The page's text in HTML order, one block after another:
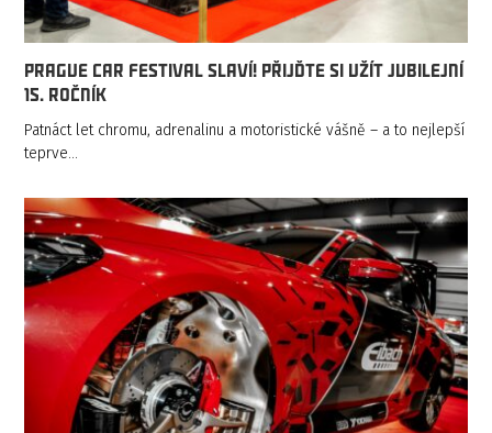
Prague Car Festival slaví! Přijďte si užít jubilejní
15. ročník
Patnáct let chromu, adrenalinu a motoristické vášně – a to nejlepší
teprve…